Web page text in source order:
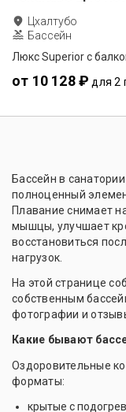
Цхалтубо
Бассейн
Люкс Superior с
от 10 128 ₽ для 2
Бассейн в
полноценный
Плавание снимает
мышцы, улучшает
восстановиться
нагрузок.
На этой странице
собственным
фотографии и
Какие бывают
Оздоровительные
форматы:
крытые с